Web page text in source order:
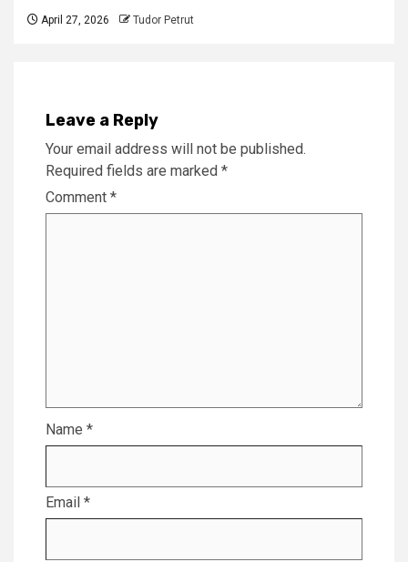
April 27, 2026 Tudor Petrut
Leave a Reply
Your email address will not be published.
Required fields are marked *
Comment *
Name *
Email *